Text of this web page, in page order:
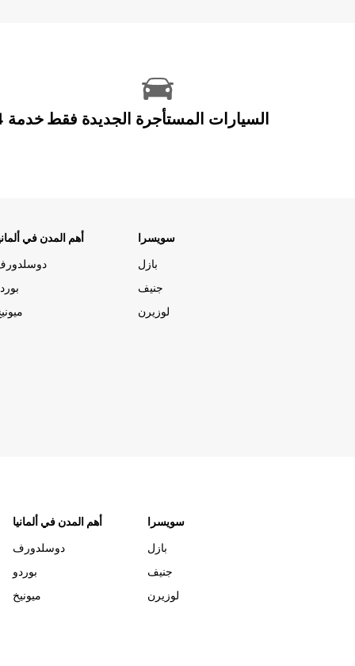
السيارات المستأجرة الجديدة فقط
أهم المدن في
سويسرا
بازل
جنيف
لوزيرن
أهم المدن في ألمانيا
دوسلدورف
بوردو
ميونيخ
سويسرا
بازل
جنيف
لوزيرن